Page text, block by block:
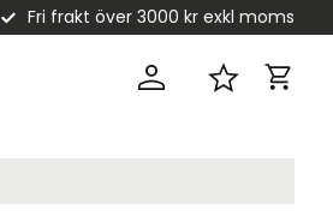
Fri frakt över 3000 kr exkl moms
Favoriter